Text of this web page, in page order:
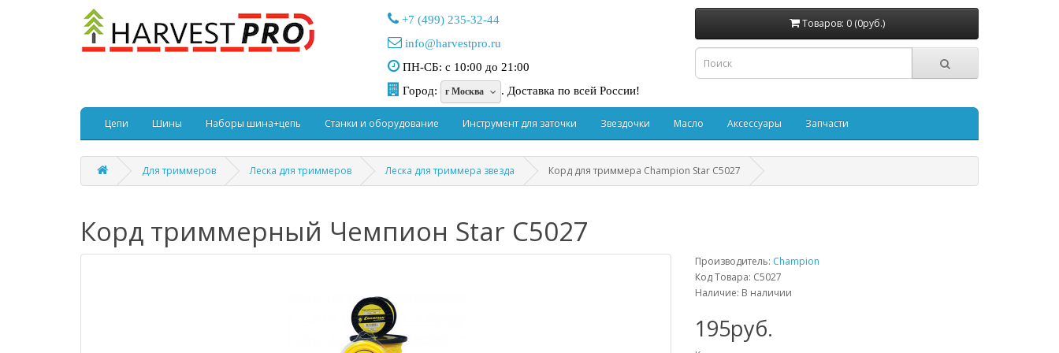
+7 (499) 235-32-44
info@harvestpro.ru
ПН-СБ: с 10:00 до 21:00
Город:
г Москва . Доставка по всей России!
Товаров: 0 (0руб.)
Цепи Шины Наборы шина+цепь Станки и оборудование Инструмент для заточки Звездочки Масло Аксессуары Запчасти
Для триммеров Леска для триммеров Леска для триммера звезда Корд для триммера Champion Star C5027
Корд триммерный Чемпион Star C5027
Производитель: Champion
Код Товара: C5027
Наличие: В наличии
195руб.